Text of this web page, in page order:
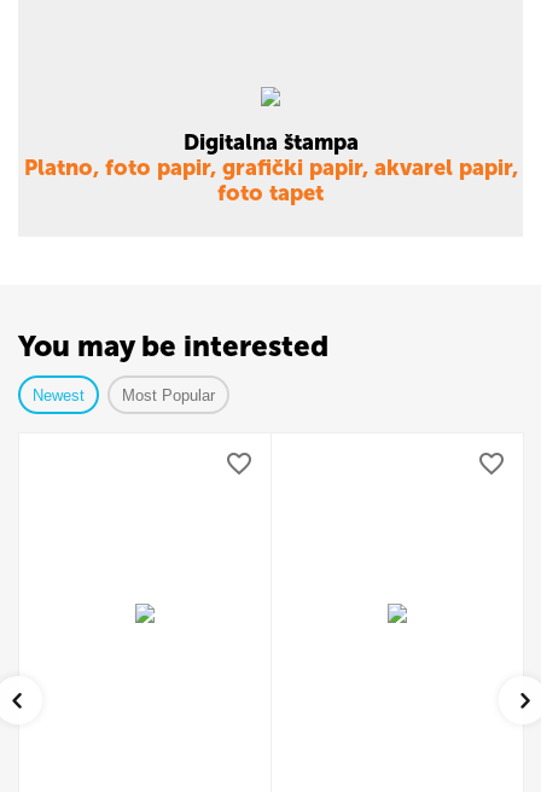
Digitalna štampa
Platno, foto papir, grafički papir, akvarel papir,
foto tapet
You may be interested
Newest Most Popular